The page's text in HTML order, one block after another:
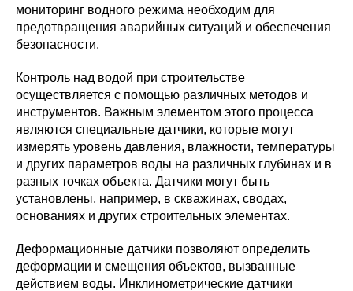
мониторинг водного режима необходим для
предотвращения аварийных ситуаций и обеспечения
безопасности.
Контроль над водой при строительстве
осуществляется с помощью различных методов и
инструментов. Важным элементом этого процесса
являются специальные датчики, которые могут
измерять уровень давления, влажности, температуры
и других параметров воды на различных глубинах и в
разных точках объекта. Датчики могут быть
установлены, например, в скважинах, сводах,
основаниях и других строительных элементах.
Деформационные датчики позволяют определить
деформации и смещения объектов, вызванные
действием воды. Инклинометрические датчики